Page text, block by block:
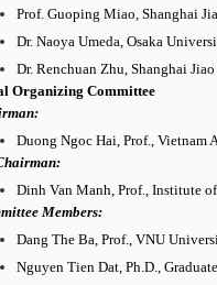
Prof. Guoping Miao, Shanghai
Dr. Naoya Umeda, Osaka
Dr. Renchuan Zhu, Shanghai
Organizing Committee
Duong Ngoc Hai, Prof., Vietnam
Dinh Van Manh, Prof., Institute
Members:
Dang The Ba, Prof., VNU
Nguyen Tien Dat, Ph.D.,